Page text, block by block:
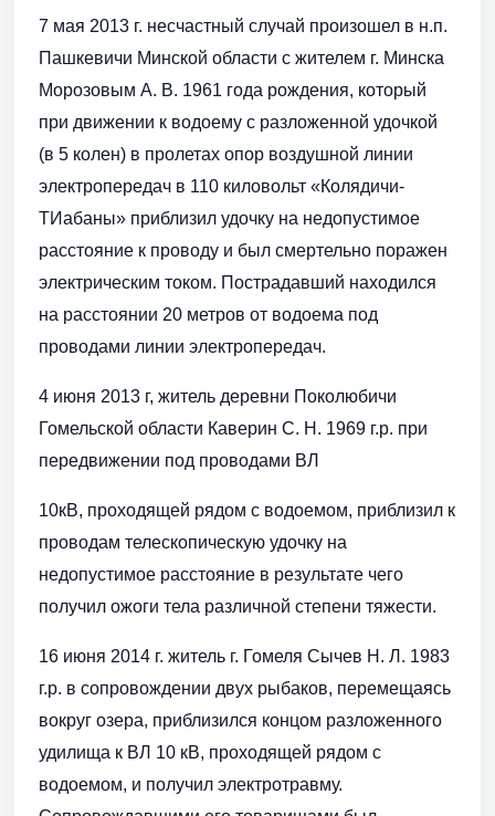
7 мая 2013 г. несчастный случай произошел в н.п.
Пашкевичи Минской области с жителем г. Минска
Морозовым А. В. 1961 года рождения, который
при движении к водоему с разложенной удочкой
(в 5 колен) в пролетах опор воздушной линии
электропередач в 110 киловольт «Колядичи-
ТИабаны» приблизил удочку на недопустимое
расстояние к проводу и был смертельно поражен
электрическим током. Пострадавший находился
на расстоянии 20 метров от водоема под
проводами линии электропередач.
4 июня 2013 г, житель деревни Поколюбичи
Гомельской области Каверин С. Н. 1969 г.р. при
передвижении под проводами ВЛ
10кВ, проходящей рядом с водоемом, приблизил к
проводам телескопическую удочку на
недопустимое расстояние в результате чего
получил ожоги тела различной степени тяжести.
16 июня 2014 г. житель г. Гомеля Сычев Н. Л. 1983
г.р. в сопровождении двух рыбаков, перемещаясь
вокруг озера, приблизился концом разложенного
удилища к ВЛ 10 кВ, проходящей рядом с
водоемом, и получил электротравму.